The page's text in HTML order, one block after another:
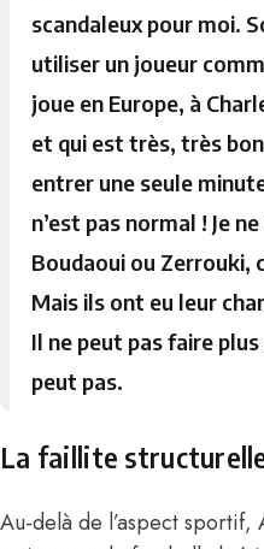
scandaleux pour moi.
utiliser un joueur
joue en Europe, à
et qui est très, très
entrer une seule
n’est pas normal ! Je
Boudaoui ou Zerrouki,
Mais ils ont eu leur
Il ne peut pas faire
peut pas.
La faillite
Au-delà de l’aspect sportif,